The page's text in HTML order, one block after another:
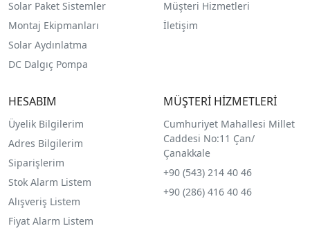
Solar Paket Sistemler
Montaj Ekipmanları
Solar Aydınlatma
DC Dalgıç Pompa
Müşteri Hizmetleri
İletişim
HESABIM
Üyelik Bilgilerim
Adres Bilgilerim
Siparişlerim
Stok Alarm Listem
Alışveriş Listem
Fiyat Alarm Listem
MÜŞTERİ HİZMETLERİ
Cumhuriyet Mahallesi Millet
Caddesi No:11 Çan/
Çanakkale
+90 (543) 214 40 46
+90 (286) 416 40 46